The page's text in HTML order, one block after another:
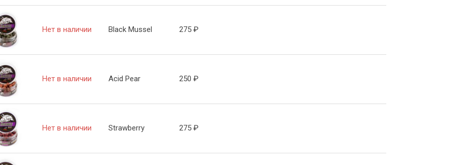
Нет в наличии Black Mussel 275 ₽
Нет в наличии Acid Pear 250 ₽
Нет в наличии Strawberry 275 ₽